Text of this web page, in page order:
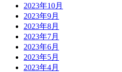
2023年10月
2023年9月
2023年8月
2023年7月
2023年6月
2023年5月
2023年4月